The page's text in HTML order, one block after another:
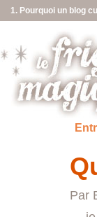
1. Pourquoi un blog
Par